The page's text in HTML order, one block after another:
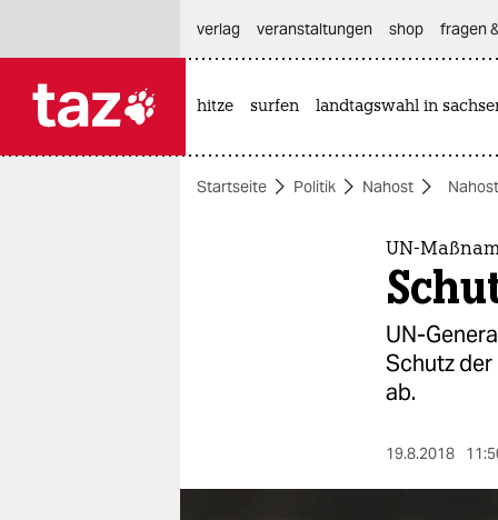
themen
verlag
veranstaltungen shop fragen
hitze surfen landtagswahl in
Startseite Politik Nahost
UN-
UN-
Schutz
ab.
19.8.2018